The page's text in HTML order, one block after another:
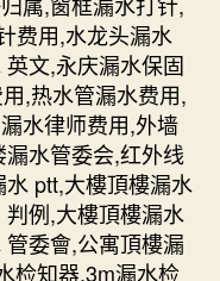
费用,水龙头漏水
文,永庆漏水保固
,热水管漏水费用,
水律师费用,外墙
水管委会,红外线
ptt,大樓頂樓漏水
例,大樓頂樓漏水
委會,公寓頂樓漏
检知器,3m漏水检